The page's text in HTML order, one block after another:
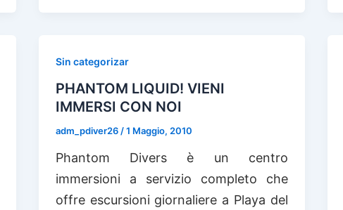
Sin categorizar
PHANTOM LIQUID! VIENI
IMMERSI CON NOI
adm_pdiver26 /1 Maggio, 2010
Phantom Divers è un centro
immersioni a servizio completo che
offre escursioni giornaliere a Playa del